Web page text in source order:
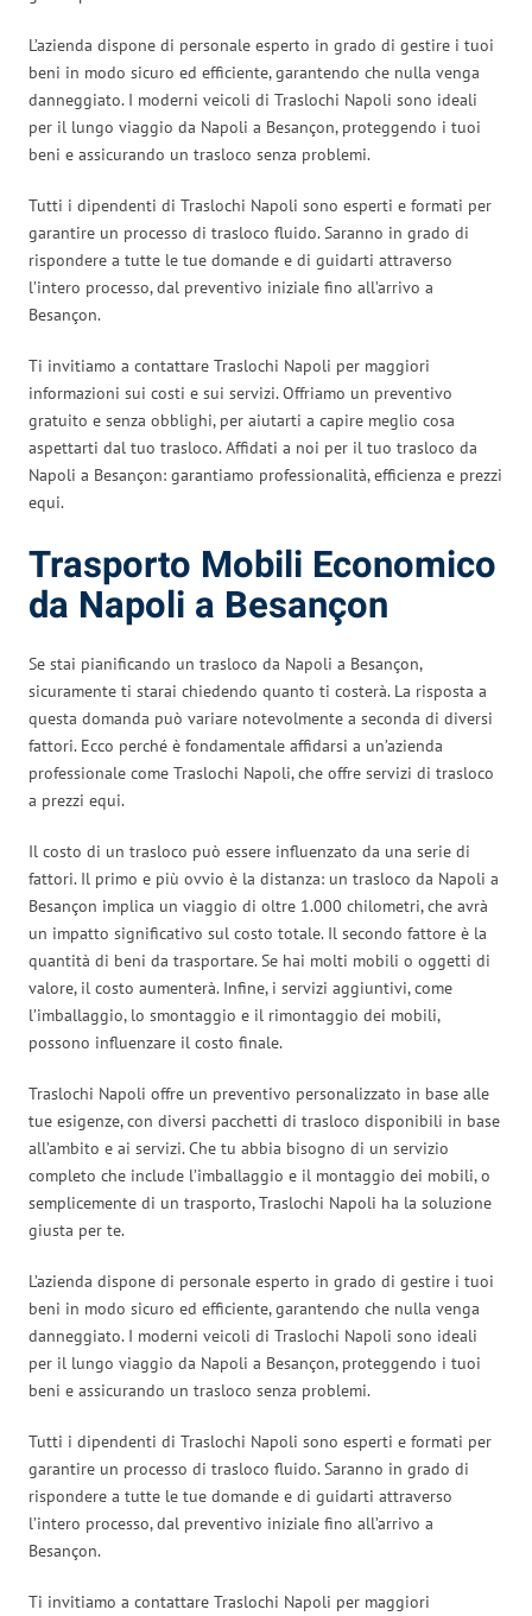
L’azienda dispone di personale esperto in grado di gestire i tuoi
beni in modo sicuro ed efficiente, garantendo che nulla venga
danneggiato. I moderni veicoli di Traslochi Napoli sono ideali
per il lungo viaggio da Napoli a Besançon, proteggendo i tuoi
beni e assicurando un trasloco senza problemi.
Tutti i dipendenti di Traslochi Napoli sono esperti e formati per
garantire un processo di trasloco fluido. Saranno in grado di
rispondere a tutte le tue domande e di guidarti attraverso
l’intero processo, dal preventivo iniziale fino all’arrivo a
Besançon.
Ti invitiamo a contattare Traslochi Napoli per maggiori
informazioni sui costi e sui servizi. Offriamo un preventivo
gratuito e senza obblighi, per aiutarti a capire meglio cosa
aspettarti dal tuo trasloco. Affidati a noi per il tuo trasloco da
Napoli a Besançon: garantiamo professionalità, efficienza e prezzi
equi.
Trasporto Mobili Economico
da Napoli a Besançon
Se stai pianificando un trasloco da Napoli a Besançon,
sicuramente ti starai chiedendo quanto ti costerà. La risposta a
questa domanda può variare notevolmente a seconda di diversi
fattori. Ecco perché è fondamentale affidarsi a un’azienda
professionale come Traslochi Napoli, che offre servizi di trasloco
a prezzi equi.
Il costo di un trasloco può essere influenzato da una serie di
fattori. Il primo e più ovvio è la distanza: un trasloco da Napoli a
Besançon implica un viaggio di oltre 1.000 chilometri, che avrà
un impatto significativo sul costo totale. Il secondo fattore è la
quantità di beni da trasportare. Se hai molti mobili o oggetti di
valore, il costo aumenterà. Infine, i servizi aggiuntivi, come
l’imballaggio, lo smontaggio e il rimontaggio dei mobili,
possono influenzare il costo finale.
Traslochi Napoli offre un preventivo personalizzato in base alle
tue esigenze, con diversi pacchetti di trasloco disponibili in base
all’ambito e ai servizi. Che tu abbia bisogno di un servizio
completo che include l’imballaggio e il montaggio dei mobili, o
semplicemente di un trasporto, Traslochi Napoli ha la soluzione
giusta per te.
L’azienda dispone di personale esperto in grado di gestire i tuoi
beni in modo sicuro ed efficiente, garantendo che nulla venga
danneggiato. I moderni veicoli di Traslochi Napoli sono ideali
per il lungo viaggio da Napoli a Besançon, proteggendo i tuoi
beni e assicurando un trasloco senza problemi.
Tutti i dipendenti di Traslochi Napoli sono esperti e formati per
garantire un processo di trasloco fluido. Saranno in grado di
rispondere a tutte le tue domande e di guidarti attraverso
l’intero processo, dal preventivo iniziale fino all’arrivo a
Besançon.
Ti invitiamo a contattare Traslochi Napoli per maggiori